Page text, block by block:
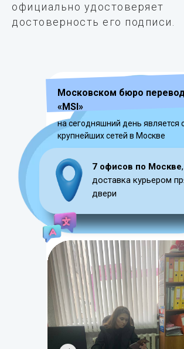
официально удостоверяет
достоверность его подписи.
LET'S GO!
7 офисов по Москве
доставка курьером
двери
на сегодняшний день является
крупнейших сетей в Москве
Московском бюро
«MSI»